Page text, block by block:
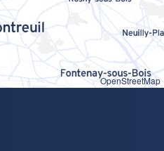
OpenStreetMap